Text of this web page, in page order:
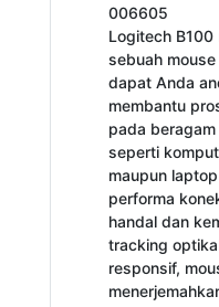
006605
Logitech B100
sebuah
dapat Anda
membantu
pada
seperti
maupun
performa
handal dan
tracking
responsif,